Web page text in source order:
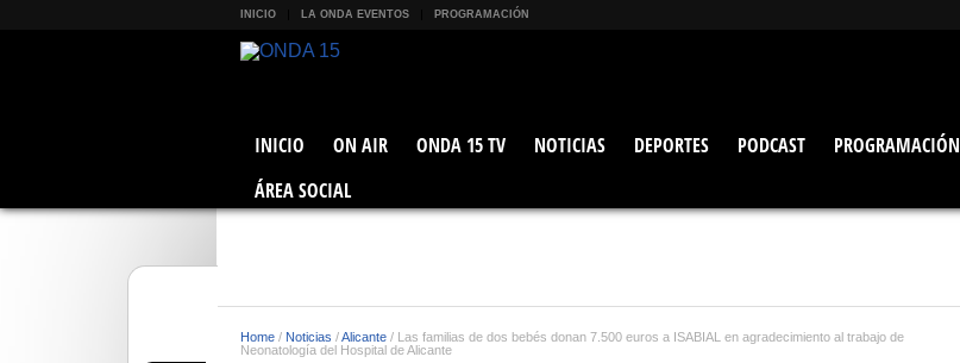
INICIO LA ONDA EVENTOS PROGRAMACIÓN
INICIO ON AIR ONDA 15 TV NOTICIAS DEPORTES PODCAST PROGRAMACIÓN
ÁREA SOCIAL
Home / Noticias /Alicante / Las familias de dos bebés donan 7.500 euros a ISABIAL en agradecimiento al trabajo de
Neonatología del Hospital de Alicante